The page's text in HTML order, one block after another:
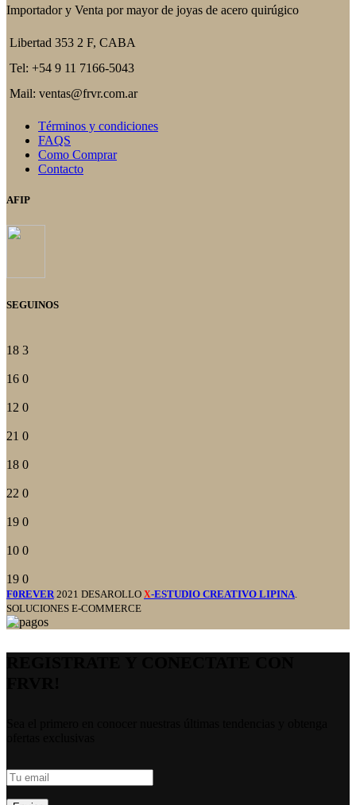
Importador y Venta por mayor de joyas de acero quirúgico
Libertad 353 2 F, CABA
Tel: +54 9 11 7166-5043
Mail: ventas@frvr.com.ar
Términos y condiciones
FAQS
Como Comprar
Contacto
AFIP
SEGUINOS
18 3
16 0
12 0
21 0
18 0
22 0
19 0
10 0
19 0
F0REVER 2021 DESAROLLO X-ESTUDIO CREATIVO LIPINA
SOLUCIONES E-COMMERCE